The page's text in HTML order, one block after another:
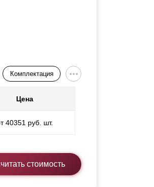
Комплектация
Цена
40351 руб. шт.
стоимость